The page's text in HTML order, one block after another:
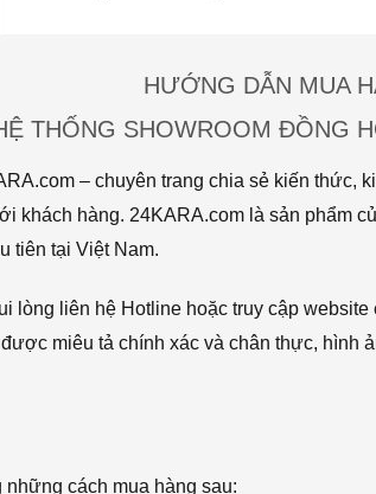
HƯỚNG DẪN MUA
THỐNG SHOWROOM ĐỒNG
– chuyên trang chia sẻ kiến thức,
khách hàng. 24KARA.com là sản phẩm
tiên tại Việt Nam.
lòng liên hệ Hotline hoặc truy cập
miêu tả chính xác và chân thực, hình
cách mua hàng sau: